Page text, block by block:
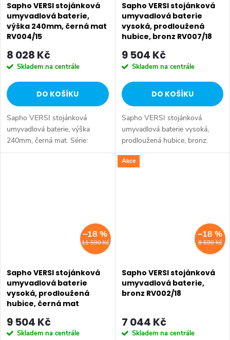
Sapho VERSI stojánková
umyvadlová baterie,
výška 240mm, černá mat
RV004/15
8 028 Kč
Skladem na centrále
DO KOŠÍKU
Sapho VERSI stojánková
umyvadlová baterie, výška
240mm, černá mat. Série:
VERSI • Výška: 238 mm •
Sapho VERSI stojánková
umyvadlová baterie
vysoká, prodloužená
hubice, bronz RV007/18
9 504 Kč
Skladem na centrále
DO KOŠÍKU
Sapho VERSI stojánková
umyvadlová baterie vysoká,
prodloužená hubice, bronz.
Série: VERSI • Výška: 325 mm
• Barva: Bronz • Materiál:
11 590 Kč
–18 %
Sapho VERSI stojánková
umyvadlová baterie
vysoká, prodloužená
hubice, černá mat
9 504 Kč
Skladem na centrále
Akce
8 590 Kč
–18 %
Sapho VERSI stojánková
umyvadlová baterie,
bronz RV002/18
7 044 Kč
Skladem na centrále